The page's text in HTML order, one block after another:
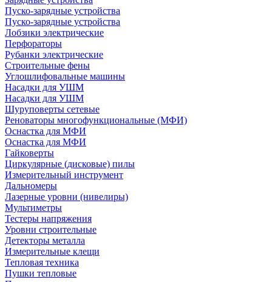
Пуско-зарядные устройства
Пуско-зарядные устройства
Лобзики электрические
Перфораторы
Рубанки электрические
Строительные фены
Углошлифовальные машины
Насадки для УШМ
Насадки для УШМ
Шуруповерты сетевые
Реноваторы многофункциональные (МФИ)
Оснастка для МФИ
Оснастка для МФИ
Гайковерты
Циркулярные (дисковые) пилы
Измерительный инструмент
Дальномеры
Лазерные уровни (нивелиры)
Мультиметры
Тестеры напряжения
Уровни строительные
Детекторы металла
Измерительные клещи
Тепловая техника
Пушки тепловые